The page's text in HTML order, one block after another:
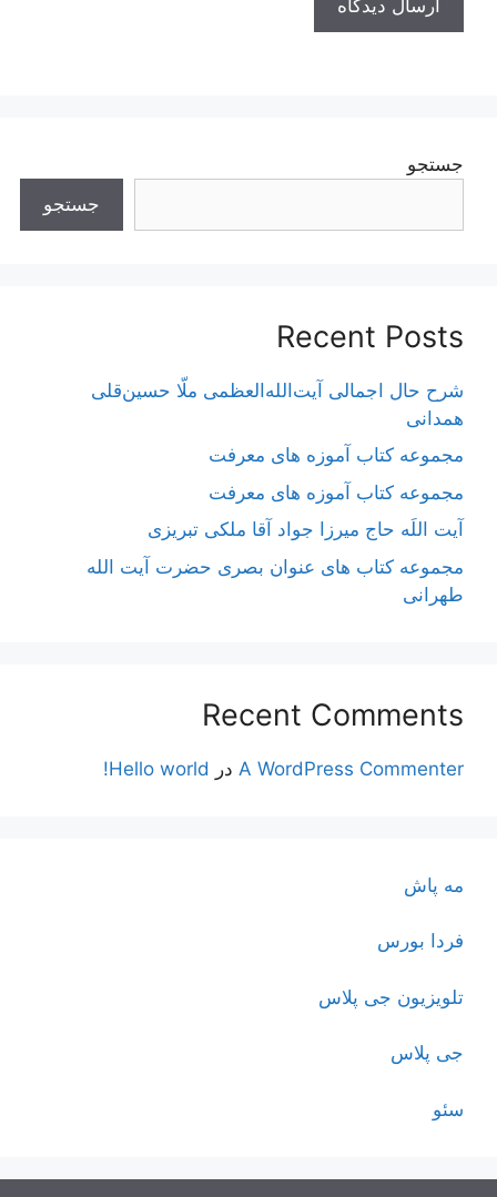
جستجو
جستجو
Recent Posts
شرح حال اجمالی آیت‌الله‌العظمی ملّا حسین‌قلی
همدانی
مجموعه کتاب آموزه های معرفت
مجموعه کتاب آموزه های معرفت
آیت اللَه حاج میرزا جواد آقا ملکی تبریزی
مجموعه کتاب های عنوان بصری حضرت آیت الله
طهرانی
Recent Comments
A WordPress Commenter در Hello world!
مه پاش
فردا بورس
تلویزیون جی پلاس
جی پلاس
سئو